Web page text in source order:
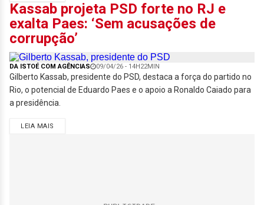
Kassab projeta PSD forte no RJ e
exalta Paes: ‘Sem acusações de
corrupção’
DA ISTOÉ COM AGÊNCIAS 09/04/26 - 14H22MIN
Gilberto Kassab, presidente do PSD, destaca a força do partido no
Rio, o potencial de Eduardo Paes e o apoio a Ronaldo Caiado para
a presidência.
LEIA MAIS